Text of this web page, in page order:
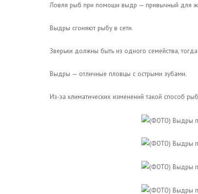
Ловля рыб при помощи выдр — привычный для
Выдры сгоняют рыбу в сети.
Зверьки должны быть из одного семейства,
Выдры — отличные пловцы с острыми зубами.
Из-за климатических изменений такой способ